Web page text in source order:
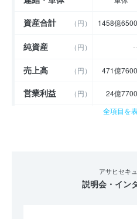
資産合計 （円） 1458億
純資産 （円）
売上高
（円） 471億
営業利益 （円） 24億
23億
（％） -
全項目を
アサヒセキ
説明会・イン